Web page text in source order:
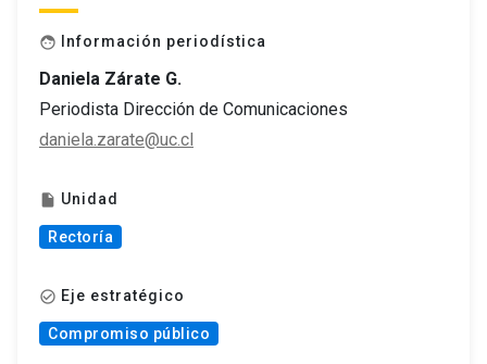
face Información periodística
Daniela Zárate G.
Periodista Dirección de Comunicaciones
daniela.zarate@uc.cl
insert_drive_file Unidad
Rectoría
check_circle_outline Eje estratégico
Compromiso público